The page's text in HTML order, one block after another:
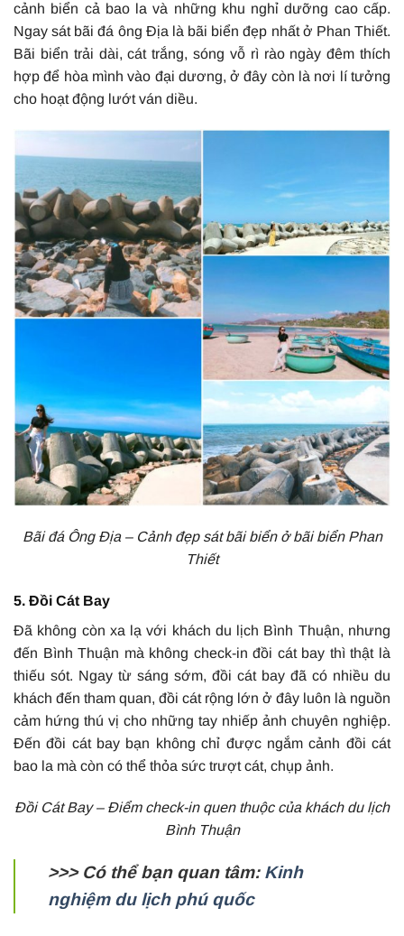
cảnh biển cả bao la và những khu nghỉ dưỡng cao cấp.
Ngay sát bãi đá ông Địa là bãi biển đẹp nhất ở Phan Thiết.
Bãi biển trải dài, cát trắng, sóng vỗ rì rào ngày đêm thích
hợp để hòa mình vào đại dương, ở đây còn là nơi lí tưởng
cho hoạt động lướt ván diều.
Bãi đá Ông Địa – Cảnh đẹp sát bãi biển ở bãi biển Phan
Thiết
5. Đồi Cát Bay
Đã không còn xa lạ với khách du lịch Bình Thuận, nhưng
đến Bình Thuận mà không check-in đồi cát bay thì thật là
thiếu sót. Ngay từ sáng sớm, đồi cát bay đã có nhiều du
khách đến tham quan, đồi cát rộng lớn ở đây luôn là nguồn
cảm hứng thú vị cho những tay nhiếp ảnh chuyên nghiệp.
Đến đồi cát bay bạn không chỉ được ngắm cảnh đồi cát
bao la mà còn có thể thỏa sức trượt cát, chụp ảnh.
Đồi Cát Bay – Điểm check-in quen thuộc của khách du lịch
Bình Thuận
>>> Có thể bạn quan tâm: Kinh
nghiệm du lịch phú quốc